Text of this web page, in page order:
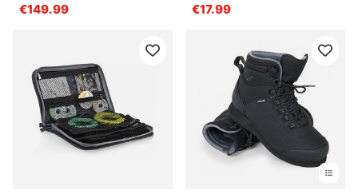
€149.99
€17.99